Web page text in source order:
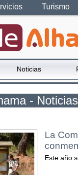
Turismo
Noticias
-
La
Este año